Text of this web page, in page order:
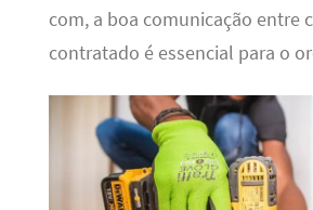
com, a boa comunicação entre
contratado é essencial para o